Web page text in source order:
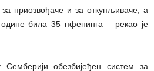
приозвођаче и за откупљиваче, а
била 35 пфенинга – рекао је
обезбијеђен систем за